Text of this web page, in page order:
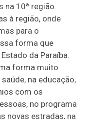
na 10ª região.
à região, onde
para o
forma que
da Paraíba.
forma muito
na educação,
com os
no programa
novas estradas, na